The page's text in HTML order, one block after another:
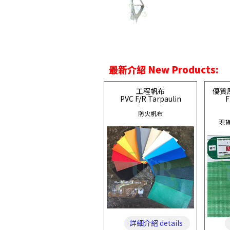
最新介紹 New Products:
工程帆布
PVC F/R Tarpaulin
防火帆布
詳細介紹 details
優質
現